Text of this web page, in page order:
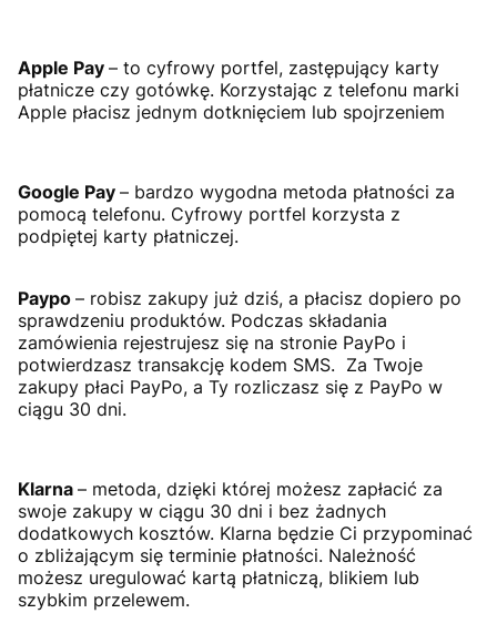
Apple Pay – to cyfrowy portfel, zastępujący karty
płatnicze czy gotówkę. Korzystając z telefonu marki
Apple płacisz jednym dotknięciem lub spojrzeniem
Google Pay – bardzo wygodna metoda płatności za
pomocą telefonu. Cyfrowy portfel korzysta z
podpiętej karty płatniczej.
Paypo – robisz zakupy już dziś, a płacisz dopiero po
sprawdzeniu produktów. Podczas składania
zamówienia rejestrujesz się na stronie PayPo i
potwierdzasz transakcję kodem SMS. Za Twoje
zakupy płaci PayPo, a Ty rozliczasz się z PayPo w
ciągu 30 dni.
Klarna – metoda, dzięki której możesz zapłacić za
swoje zakupy w ciągu 30 dni i bez żadnych
dodatkowych kosztów. Klarna będzie Ci przypominać
o zbliżającym się terminie płatności. Należność
możesz uregulować kartą płatniczą, blikiem lub
szybkim przelewem.